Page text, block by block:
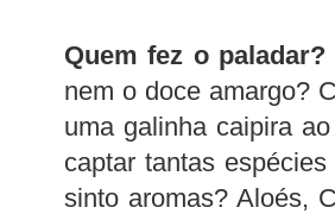
Quem fez o
nem o doce amargo?
uma galinha caipira
captar tantas
sinto aromas? Aloés,